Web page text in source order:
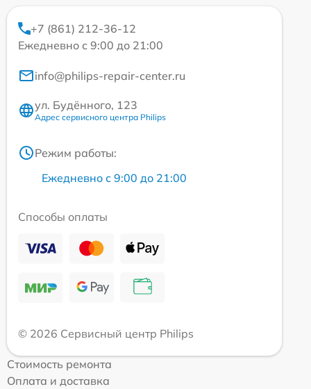
+7 (861) 212-36-12
Ежедневно с 9:00 до 21:00
info@philips-repair-center.ru
ул. Будённого, 123
Адрес сервисного центра Philips
Режим работы:
Ежедневно с 9:00 до 21:00
Способы оплаты
© 2026 Сервисный центр Philips
Стоимость ремонта
Оплата и доставка